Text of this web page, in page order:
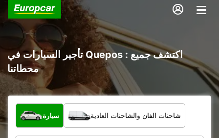
تأجير السيارات في Quepos : اكتشف جميع
محطاتنا
ما نوع المركبة؟
سيارة شاحنات الفان والشاحنات العادية